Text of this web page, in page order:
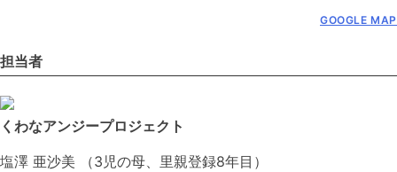
GOOGLE MAP
担当者
くわなアンジープロジェクト
塩澤 亜沙美 （3児の母、里親登録8年目）